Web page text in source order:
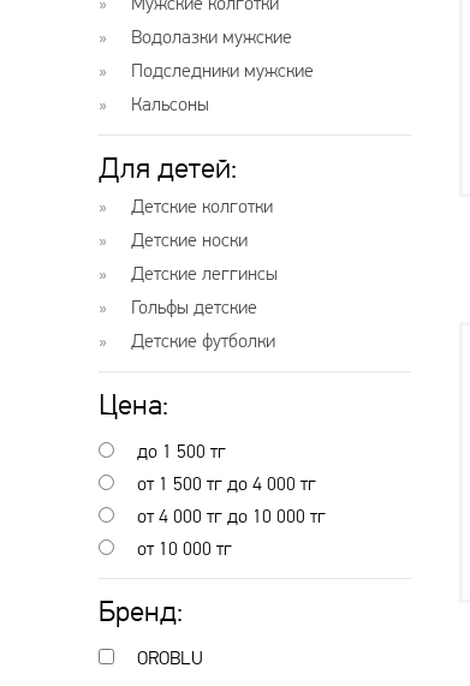
Водолазки мужские
Подследники мужские
Кальсоны
Для детей:
Детские колготки
Детские носки
Детские леггинсы
Гольфы детские
Детские футболки
Цена:
до 1 500 тг
от 1 500 тг до 4 000 тг
от 4 000 тг до 10 000 тг
от 10 000 тг
Бренд:
OROBLU